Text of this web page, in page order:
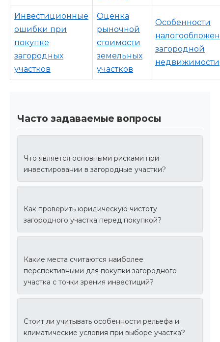
Инвестиционные
ошибки при
покупке
загородных
участков
Оценка
рыночной
стоимости
земельных
участков
Особенности
загородной
недвижимости
Часто задаваемые вопросы
Что является основными рисками при
инвестировании в загородные участки?
Как проверить юридическую чистоту
загородного участка перед покупкой?
Какие места считаются наиболее
перспективными для покупки загородного
участка с точки зрения инвестиций?
Стоит ли учитывать особенности рельефа и
климатические условия при выборе участка?